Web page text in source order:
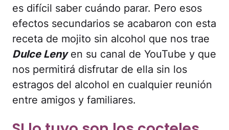
es difícil saber cuándo parar. Pero esos
efectos secundarios se acabaron con esta
receta de mojito sin alcohol que nos trae
Dulce Lenyen su canal de YouTube y que
nos permitirá disfrutar de ella sin los
estragos del alcohol en cualquier reunión
entre amigos y familiares.